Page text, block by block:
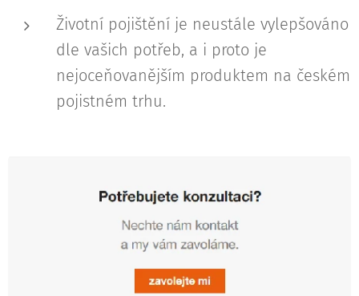
Životní pojištění je neustále vylepšováno
dle vašich potřeb, a i proto je
nejoceňovanějším produktem na českém
pojistném trhu.